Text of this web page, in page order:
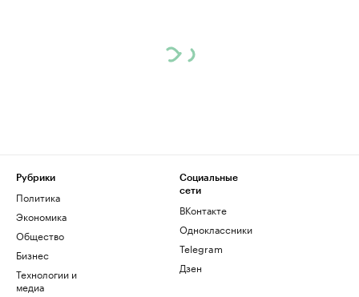
Рубрики
Политика
Экономика
Общество
Бизнес
Технологии и
медиа
Социальные
сети
ВКонтакте
Одноклассники
Telegram
Дзен